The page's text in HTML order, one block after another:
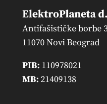
ElektroPlaneta
Antifašističke borbe
11070 Novi Beograd
PIB:110978021
MB:21409138